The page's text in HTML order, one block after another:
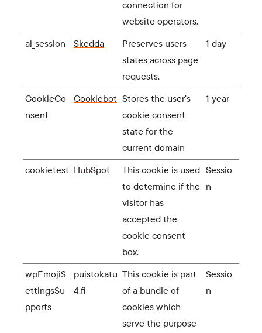
connection for
website operators.
ai_session
Skedda
Preserves users
states across page
requests.
1 day
CookieCo
nsent
Cookiebot Stores the user's
cookie consent
state for the
current domain
1 year
cookietest HubSpot
This cookie is used
to determine if the
visitor has
accepted the
cookie consent
box.
Sessio
n
wpEmojiS
ettingsSu
pports
puistokatu
4.fi
This cookie is part
of a bundle of
cookies which
serve the purpose
Sessio
n